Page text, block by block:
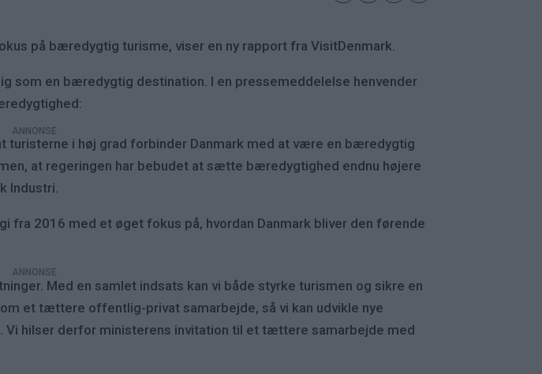
på bæredygtig turisme, viser en ny rapport fra VisitDenmark.
som en bæredygtig destination. I en pressemeddelelse henvender
turisterne i høj grad forbinder Danmark med at være en bæredygtig
at regeringen har bebudet at sætte bæredygtighed endnu højere
Industri.
2016 med et øget fokus på, hvordan Danmark bliver den førende
Med en samlet indsats kan vi både styrke turismen og sikre en
et tættere offentlig-privat samarbejde, så vi kan udvikle nye
hilser derfor ministerens invitation til et tættere samarbejde med